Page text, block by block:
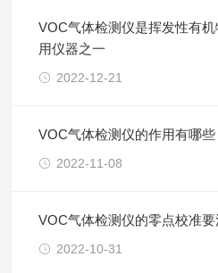
VOC气体检测仪是挥发性有
用仪器之一
2022-12-21
VOC气体检测仪的作用有哪些
2022-11-08
VOC气体检测仪的零点校准要
2022-10-31